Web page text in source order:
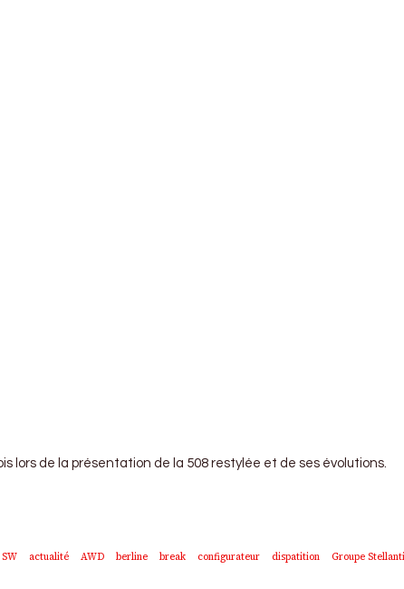
lors de la présentation de la 508 restylée et de ses évolutions.
actualité AWD berline break configurateur dispatition Groupe